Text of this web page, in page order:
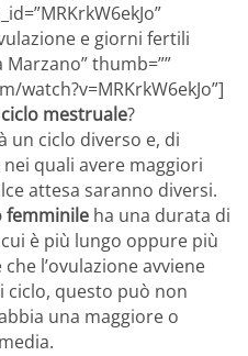
e giorni fertili
thumb=””
watch?v=MRKrkW6ekJo”]
mestruale?
un ciclo diverso e, di
quali avere maggiori
attesa saranno diversi.
femminile ha una durata di
è più lungo oppure più
l’ovulazione avviene
questo può non
una maggiore o